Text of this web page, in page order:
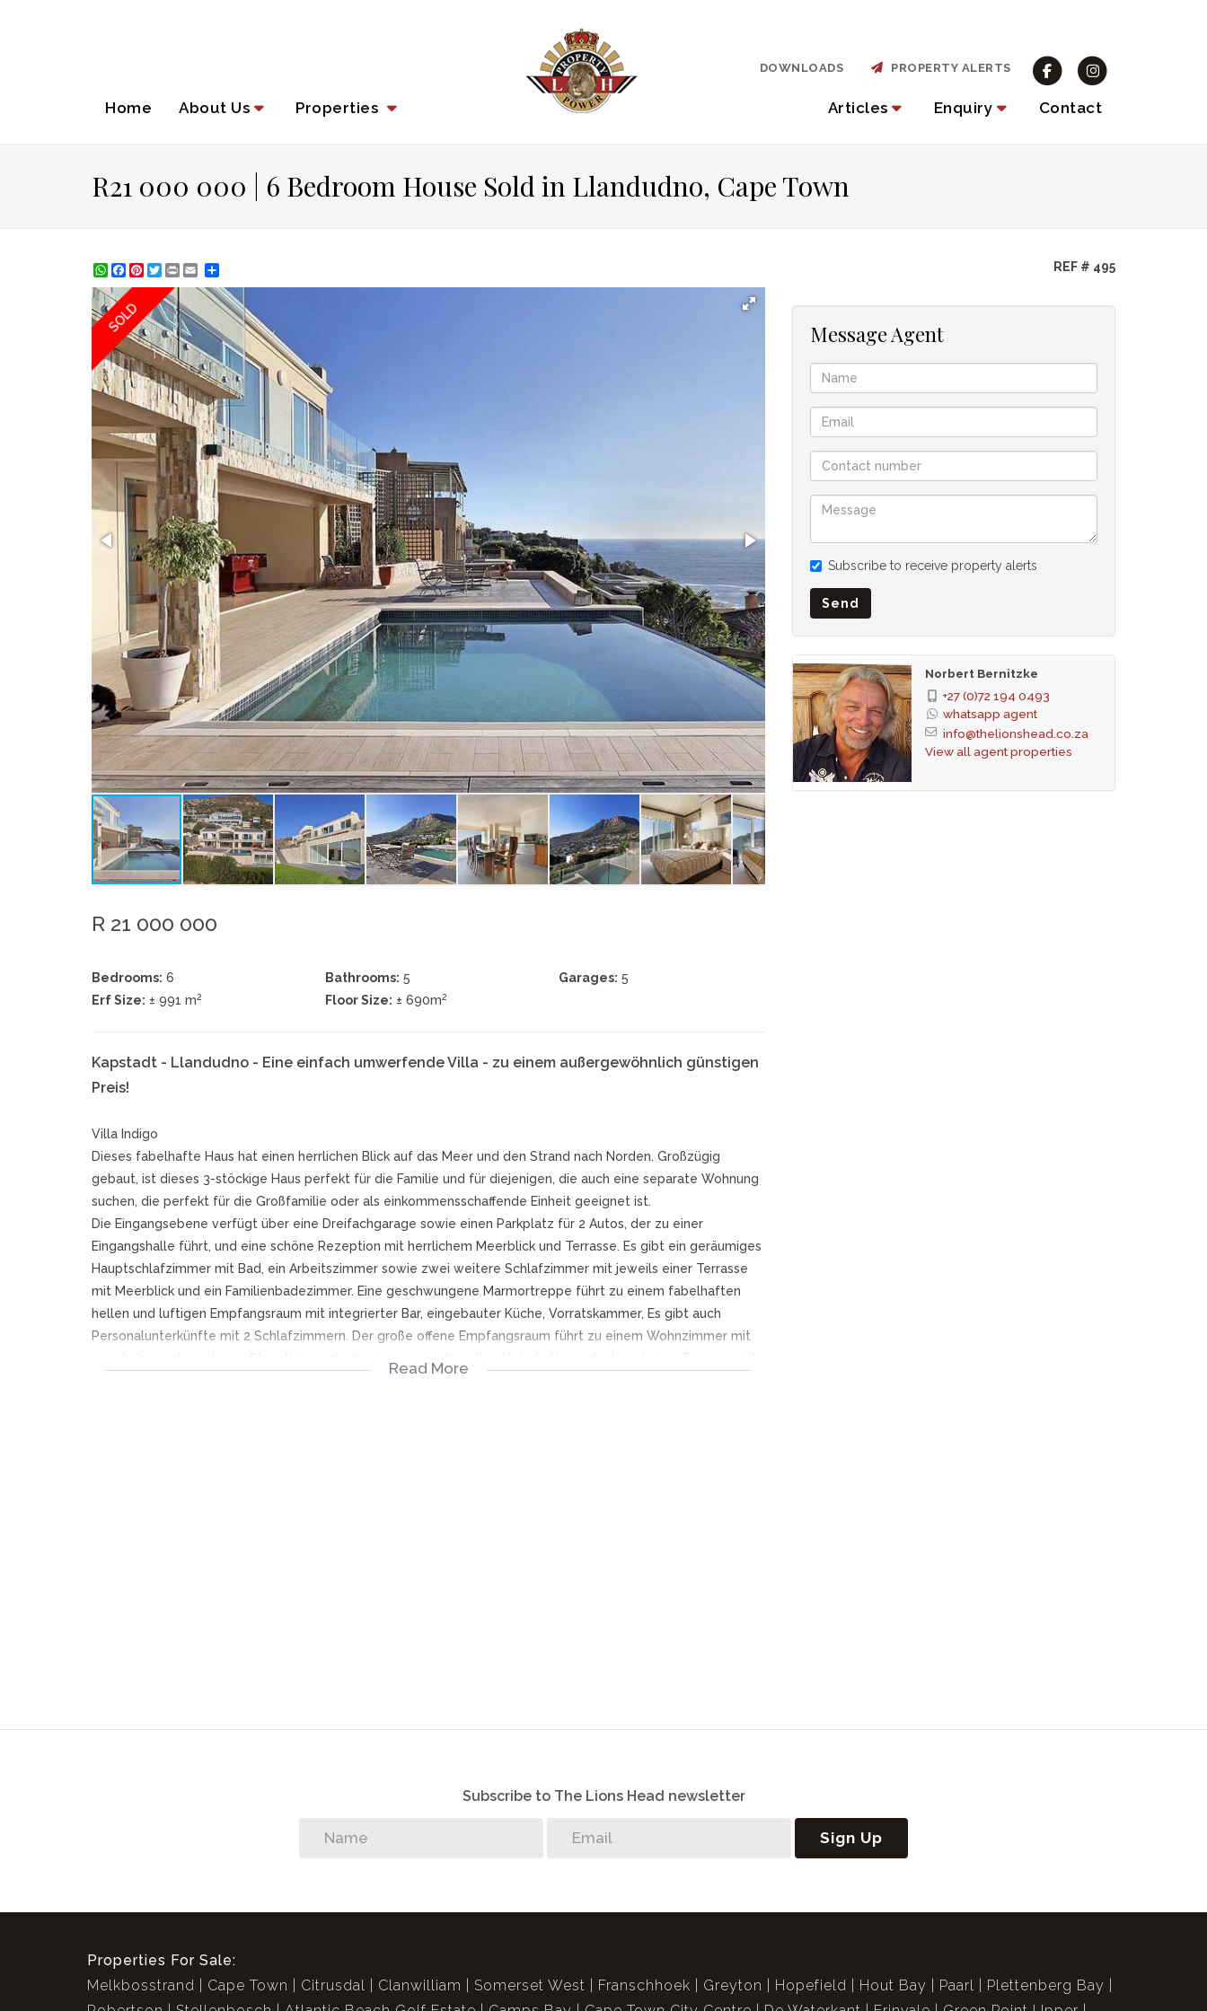
Home About Us Properties Articles Enquiry Contact
DOWNLOADS PROPERTY ALERTS
R21 000 000 | 6 Bedroom House Sold in Llandudno, Cape Town
WhatsApp
Facebook
Pinterest
Twitter
Print REF # 495
SOLD
R 21 000 000
Bedrooms: 6 Bathrooms: 5 Garages: 5
Erf Size: ± 991 m2 Floor Size: ± 690m2
Kapstadt - Llandudno - Eine einfach umwerfende Villa - zu einem außergewöhnlich günstigen
Preis!
Villa Indigo
Dieses fabelhafte Haus hat einen herrlichen Blick auf das Meer und den Strand nach Norden. Großzügig
gebaut, ist dieses 3-stöckige Haus perfekt für die Familie und für diejenigen, die auch eine separate Wohnung
suchen, die perfekt für die Großfamilie oder als einkommensschaffende Einheit geeignet ist.
Die Eingangsebene verfügt über eine Dreifachgarage sowie einen Parkplatz für 2 Autos, der zu einer
Eingangshalle führt, und eine schöne Rezeption mit herrlichem Meerblick und Terrasse. Es gibt ein geräumiges
Hauptschlafzimmer mit Bad, ein Arbeitszimmer sowie zwei weitere Schlafzimmer mit jeweils einer Terrasse
mit Meerblick und ein Familienbadezimmer. Eine geschwungene Marmortreppe führt zu einem fabelhaften
hellen und luftigen Empfangsraum mit integrierter Bar, eingebauter Küche, Vorratskammer, Es gibt auch
Personalunterkünfte mit 2 Schlafzimmern. Der große offene Empfangsraum führt zu einem Wohnzimmer mit
Read More
Message Agent
Subscribe to receive property alerts
Send
Norbert Bernitzke
+27 (0)72 194 0493
whatsapp agent
info@thelionshead.co.za
View all agent properties
Subscribe to The Lions Head newsletter
Sign Up
Properties For Sale:
Melkbosstrand
Cape Town Citrusdal Clanwilliam Somerset West Franschhoek Greyton Hopefield Hout Bay Paarl
Plettenberg Bay